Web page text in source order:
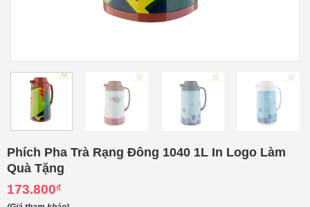
Phích Pha Trà Rạng Đông 1040 1L In Logo Làm
Quà Tặng
173.800₫